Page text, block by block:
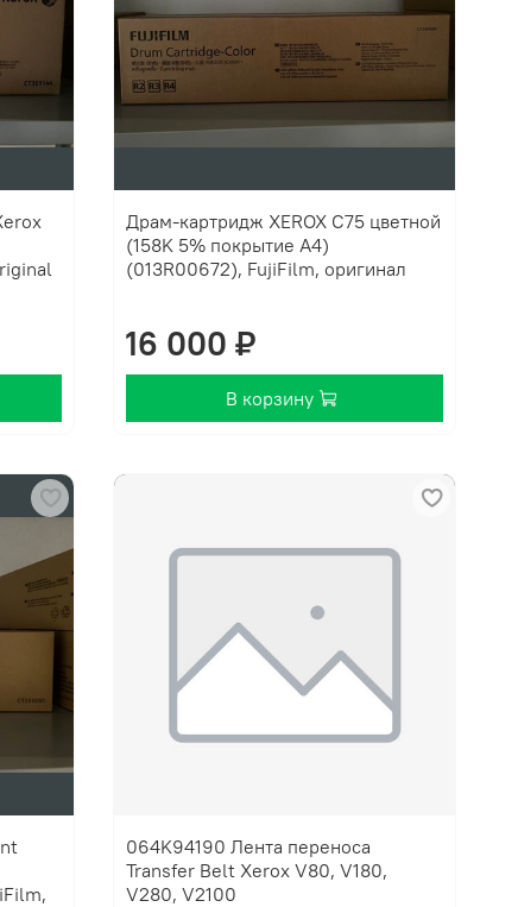
Драм-картридж XEROX C75 цветной
(158K 5% покрытие А4)
(013R00672), FujiFilm, оригинал
16 000 ₽
В корзину
064K94190 Лента переноса
Transfer Belt Xerox V80, V180,
V280, V2100